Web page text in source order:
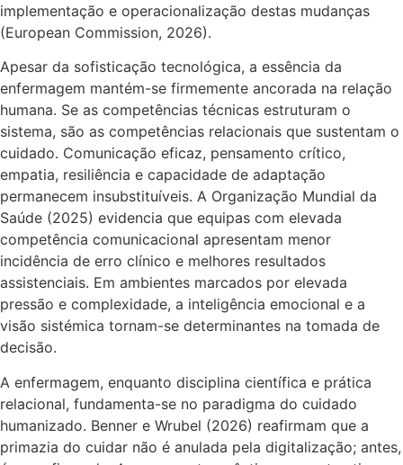
implementação e operacionalização destas mudanças
(European Commission, 2026).
Apesar da sofisticação tecnológica, a essência da
enfermagem mantém-se firmemente ancorada na relação
humana. Se as competências técnicas estruturam o
sistema, são as competências relacionais que sustentam o
cuidado. Comunicação eficaz, pensamento crítico,
empatia, resiliência e capacidade de adaptação
permanecem insubstituíveis. A Organização Mundial da
Saúde (2025) evidencia que equipas com elevada
competência comunicacional apresentam menor
incidência de erro clínico e melhores resultados
assistenciais. Em ambientes marcados por elevada
pressão e complexidade, a inteligência emocional e a
visão sistémica tornam-se determinantes na tomada de
decisão.
A enfermagem, enquanto disciplina científica e prática
relacional, fundamenta-se no paradigma do cuidado
humanizado. Benner e Wrubel (2026) reafirmam que a
primazia do cuidar não é anulada pela digitalização; antes,